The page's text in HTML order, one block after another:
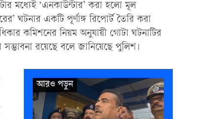
মধ্যেই ‘এনকাউন্টার’ করা হলো মূল
ঘটনার একটি পূর্ণাঙ্গ রিপোর্ট তৈরি করা
কমিশনের নিয়ম অনুযায়ী গোটা ঘটনাটির
সম্ভাবনা রয়েছে বলে জানিয়েছে পুলিশ।